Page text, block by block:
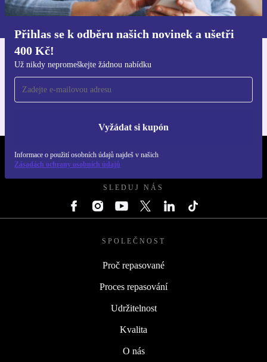
Přihlas se k odběru našich novinek a ušetři
400 Kč!
Už nikdy nepromeškejte žádnou nabídku
Vyžádat si kupón
Informace o použití osobních údajů najdeš v našich
Zásadách ochrany osobních údajů
Informace o použití osobních údajů najdeš v našich
Zásadách ochrany osobních údajů.
Stáhni si aplikaci refurbed
Pro iOS a Android
REFURBED ČESKO - RETHINK NEW.
SLEDUJ NÁS
SPOLEČNOST
Proč repasované
Proces repasování
Udržitelnost
Kvalita
O nás